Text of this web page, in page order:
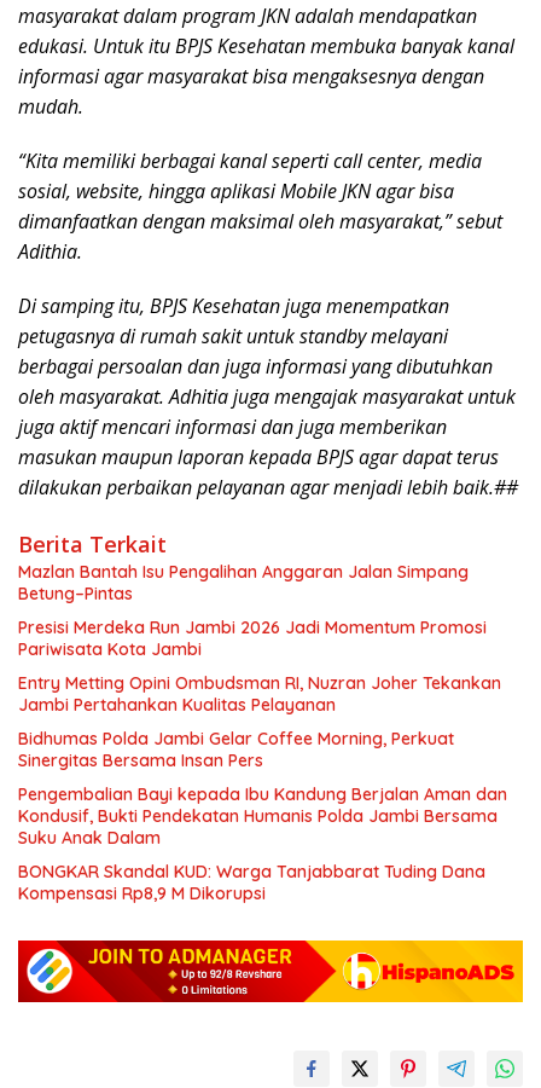
masyarakat dalam program JKN adalah mendapatkan
edukasi. Untuk itu BPJS Kesehatan membuka banyak kanal
informasi agar masyarakat bisa mengaksesnya dengan
mudah.
“Kita memiliki berbagai kanal seperti call center, media
sosial, website, hingga aplikasi Mobile JKN agar bisa
dimanfaatkan dengan maksimal oleh masyarakat,” sebut
Adithia.
Di samping itu, BPJS Kesehatan juga menempatkan
petugasnya di rumah sakit untuk standby melayani
berbagai persoalan dan juga informasi yang dibutuhkan
oleh masyarakat. Adhitia juga mengajak masyarakat untuk
juga aktif mencari informasi dan juga memberikan
masukan maupun laporan kepada BPJS agar dapat terus
dilakukan perbaikan pelayanan agar menjadi lebih baik.##
Berita Terkait
Mazlan Bantah Isu Pengalihan Anggaran Jalan Simpang
Betung–Pintas
Presisi Merdeka Run Jambi 2026 Jadi Momentum Promosi
Pariwisata Kota Jambi
Entry Metting Opini Ombudsman RI, Nuzran Joher Tekankan
Jambi Pertahankan Kualitas Pelayanan
Bidhumas Polda Jambi Gelar Coffee Morning, Perkuat
Sinergitas Bersama Insan Pers
Pengembalian Bayi kepada Ibu Kandung Berjalan Aman dan
Kondusif, Bukti Pendekatan Humanis Polda Jambi Bersama
Suku Anak Dalam
BONGKAR Skandal KUD: Warga Tanjabbarat Tuding Dana
Kompensasi Rp8,9 M Dikorupsi